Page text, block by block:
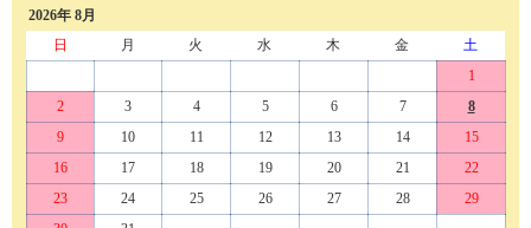
2026年 8月
日
月 火 水 木 金
土
1
2
3 4 5 6 7
8
9
10 11 12 13 14
15
16
17 18 19 20 21
22
23
24 25 26 27 28
29